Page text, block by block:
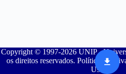
Copyright © 1997-2026 UNIP -
os direitos reservados. Política de
Uso